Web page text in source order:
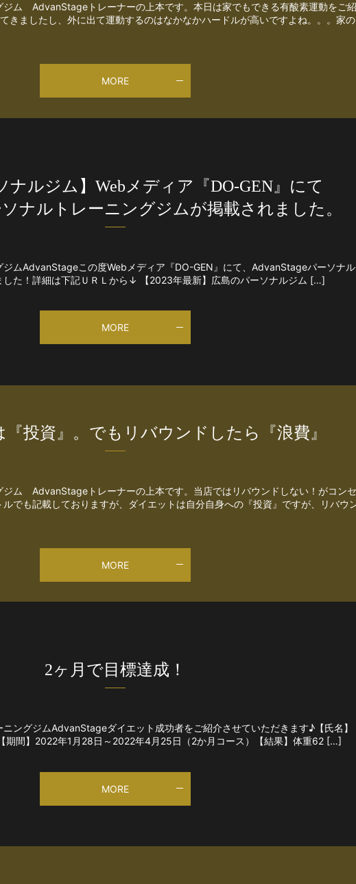
ジム AdvanStageトレーナーの上本です。本日は家でもできる有酸素運動をご紹
きましたし、外に出て運動するのはなかなかハードルが高いですよね。。。家の
MORE
ナルジム】Webメディア『DO-GEN』にて
ソナルトレーニングジムが掲載されました。
ジムAdvanStageこの度Webメディア『DO-GEN』にて、AdvanStageパーソナル
した！詳細は下記ＵＲＬから↓ 【2023年最新】広島のパーソナルジム […]
MORE
投資』。でもリバウンドしたら『浪費』
ジム AdvanStageトレーナーの上本です。当店ではリバウンドしない！がコンセ
でも記載しておりますが、ダイエットは自分自身への『投資』ですが、リバウ
MORE
2ヶ月で目標達成！
ングジムAdvanStageダイエット成功者をご紹介させていただきます♪【氏名】
間】2022年1月28日～2022年4月25日（2か月コース）【結果】体重62 […]
MORE